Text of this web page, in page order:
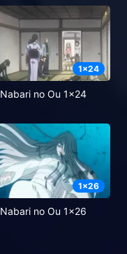
1x24
Nabari no Ou 1x24
1x26
Nabari no Ou 1x26